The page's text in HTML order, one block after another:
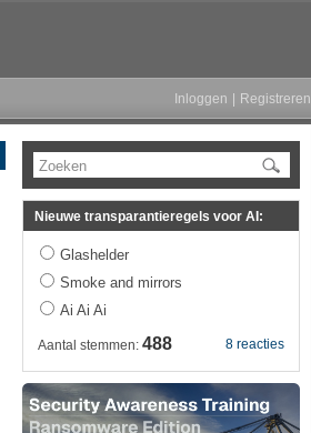
Inloggen Registreren
Zoeken
Nieuwe transparantieregels voor AI:
Glashelder
Smoke and mirrors
Ai Ai Ai
8 reacties
Aantal stemmen: 488